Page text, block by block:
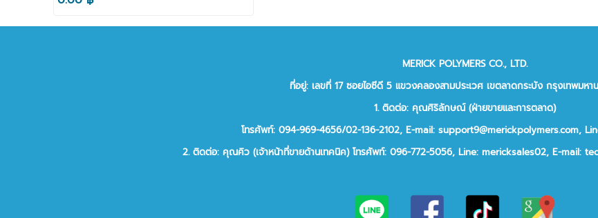
MERICK POLYMERS CO., LTD.
ที่อยู่: เลขที่ 17 ซอยไอซีดี 5 แขวงคลองสามประเวศ เขตลาดกระบัง กรุงเทพมห
1. ติดต่อ: คุณศิริลักษณ์ (ฝ่ายขายและการตลาด)
โทรศัพท์: 094-969-4656/02-136-2102, E-mail: support9@merickpolymers.com,
2.ติดต่อ: คุณคิว (เจ้าหน้าที่ขายด้านเทคนิค)โทรศัพท์: 096-772-5056, Line: mericksales02, E-mail: